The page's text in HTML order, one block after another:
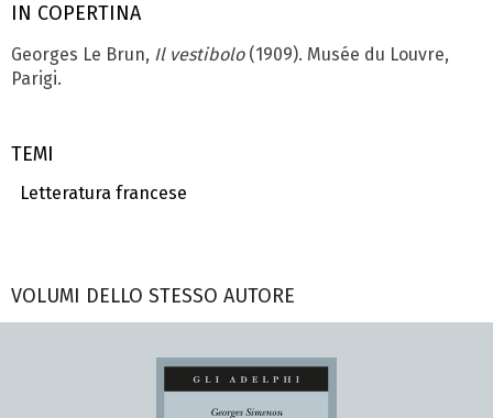
IN COPERTINA
Georges Le Brun, Il vestibolo(1909). Musée du Louvre,
Parigi.
TEMI
Letteratura francese
VOLUMI DELLO STESSO AUTORE